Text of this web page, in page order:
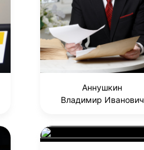
Аннушкин
Владимир Иванович